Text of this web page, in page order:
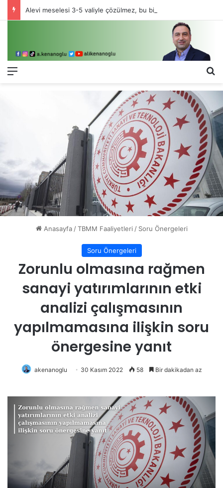
Menü
Anasayfa / TBMM Faaliyetleri / Soru Önergeleri
Soru Önergeleri
Zorunlu olmasına rağmen
sanayi yatırımlarının etki
analizi çalışmasının
yapılmamasına ilişkin soru
önergesine yanıt
akenanoglu 30 Kasım 2022 58 Bir dakikadan az